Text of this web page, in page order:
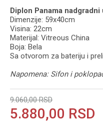
Diplon Panama nadgradni
Dimenzije: 59x40cm
Visina: 22cm
Materijal: Vitreous China
Boja: Bela
Sa otvorom za bateriju i
Napomena: Sifon i
9.060,00 RSD
5.880,00 RSD